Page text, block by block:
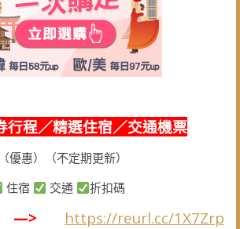
行程／精選住宿／交通機票
優惠）（不定期更新）
住宿 交通 折扣碼
—>
https://reurl.cc/1X7Zrp